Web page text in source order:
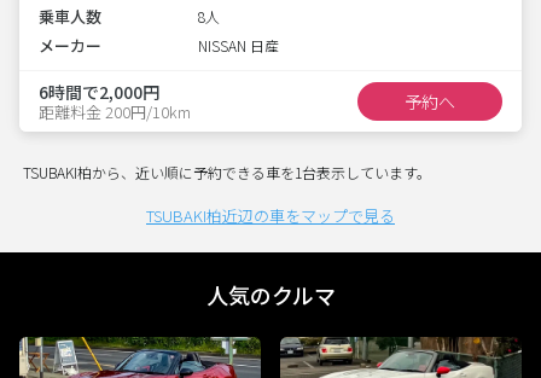
乗車人数 8人
メーカー NISSAN 日産
6時間で2,000円
距離料金 200円/10km 予約へ
TSUBAKI柏から、近い順に予約できる車を1台表示しています。
TSUBAKI柏近辺の車をマップで見る
人気のクルマ